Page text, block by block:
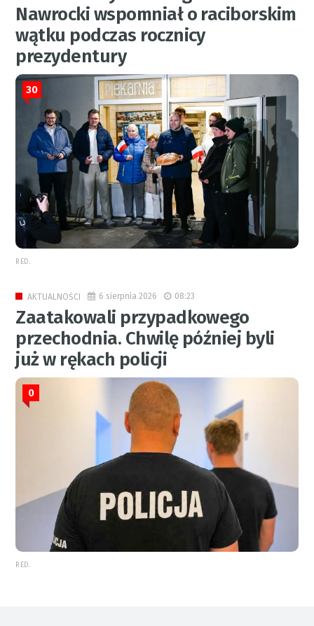
Nawrocki wspomniał o raciborskim
wątku podczas rocznicy
prezydentury
30
RED.
AKTUALNOŚCI 6 sierpnia 2026 08:23
Zaatakowali przypadkowego
przechodnia. Chwilę później byli
już w rękach policji
0
RED.